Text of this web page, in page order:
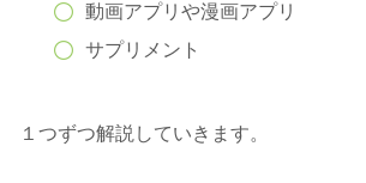
動画アプリや漫画アプリ
サプリメント
１つずつ解説していきます。